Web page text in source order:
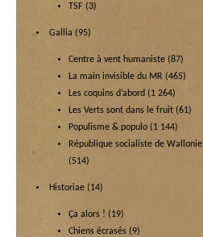
TSF (3)
Gallia (95)
Centre à vent humaniste (87)
La main invisible du MR (465)
Les coquins d’abord (1 264)
Les Verts sont dans le fruit (61)
Populisme & populo (1 144)
République socialiste de Wallonie
(514)
Historiae (14)
Ça alors ! (19)
Chiens écrasés (9)